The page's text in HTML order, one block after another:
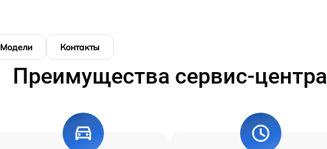
Модели Контакты
Преимущества сервис-центра